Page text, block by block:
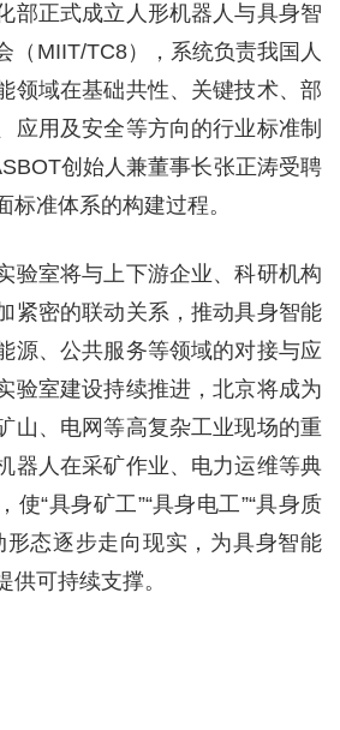
部正式成立人形机器人与具身智
（MIIT/TC8），系统负责我国人
领域在基础共性、关键技术、部
应用及安全等方向的行业标准制
创始人兼董事长张正涛受聘
标准体系的构建过程。
验室将与上下游企业、科研机构
紧密的联动关系，推动具身智能
源、公共服务等领域的对接与应
验室建设持续推进，北京将成为
山、电网等高复杂工业现场的重
器人在采矿作业、电力运维等典
使“具身矿工”“具身电工”“具身质
形态逐步走向现实，为具身智能
供可持续支撑。